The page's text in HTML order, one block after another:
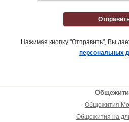
Нажимая кнопку "Отправить", Вы
персональных
Общежития
Общежития на